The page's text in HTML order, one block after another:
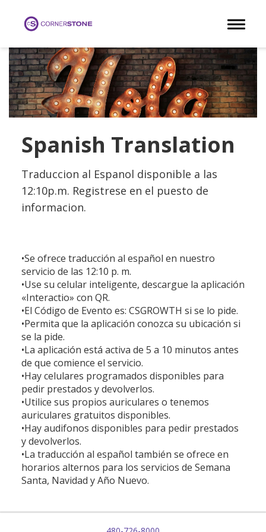
Toggle
Spanish Translation
Traduccion al Espanol disponible a las
12:10p.m. Registrese en el puesto de
informacion.
•Se ofrece traducción al español en nuestro
servicio de las 12:10 p. m.
•Use su celular inteligente, descargue la aplicación
«Interactio» con QR.
•El Código de Evento es: CSGROWTH si se lo pide.
•Permita que la aplicación conozca su ubicación si
se la pide.
•La aplicación está activa de 5 a 10 minutos antes
de que comience el servicio.
•Hay celulares programados disponibles para
pedir prestados y devolverlos.
•Utilice sus propios auriculares o tenemos
auriculares gratuitos disponibles.
•Hay audifonos disponibles para pedir prestados
y devolverlos.
•La traducción al español también se ofrece en
horarios alternos para los servicios de Semana
Santa, Navidad y Año Nuevo.